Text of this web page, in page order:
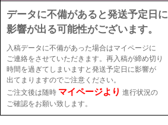
データに不備があると発送予定日に
影響が出る可能性がございます。
入稿データに不備があった場合はマイページに
ご連絡をさせていただきます。再入稿が締め切り
時間を過ぎてしまいますと発送予定日に影響が
出てまりますのでご注意ください。
ご注文後は随時 マイページより 進行状況の
ご確認をお願い致します。